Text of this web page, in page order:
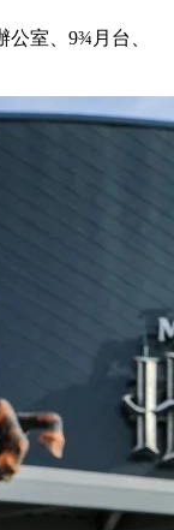
室、9¾月台、